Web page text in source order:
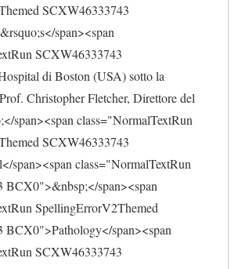
SCXW46333743
span><span
SCXW46333743
di Boston (USA) sotto la
Christopher Fletcher, Direttore del
span><span class="NormalTextRun
SCXW46333743
span><span class="NormalTextRun
BCX0">&nbsp;</span><span
SpellingErrorV2Themed
BCX0">Pathology</span><span
SCXW46333743